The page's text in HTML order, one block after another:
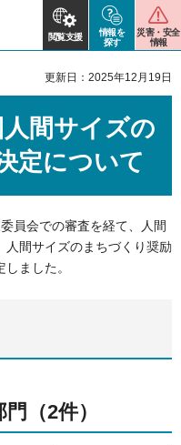
閲覧支援
情報を
探す
災害・安全
情報
更新日：2025年12月19日
間サイズの
定について
員会での審査を経て、人間
間サイズのまちづくり奨励
ました。
（2件）